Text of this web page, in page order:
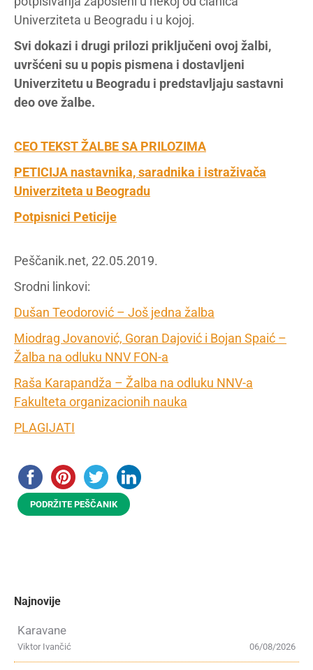
Univerziteta u Beogradu i u kojoj.
Svi dokazi i drugi prilozi priključeni ovoj žalbi,
uvršćeni su u popis pismena i dostavljeni
Univerzitetu u Beogradu i predstavljaju sastavni
deo ove žalbe.
CEO TEKST ŽALBE SA PRILOZIMA
PETICIJA nastavnika, saradnika i istraživača
Univerziteta u Beogradu
Potpisnici Peticije
Peščanik.net, 22.05.2019.
Srodni linkovi:
Dušan Teodorović – Još jedna žalba
Miodrag Jovanović, Goran Dajović i Bojan Spaić –
Žalba na odluku NNV FON-a
Raša Karapandža – Žalba na odluku NNV-a
Fakulteta organizacionih nauka
PLAGIJATI
PODRŽITE PEŠČANIK
Najnovije
Karavane
06/08/2026
Viktor Ivančić